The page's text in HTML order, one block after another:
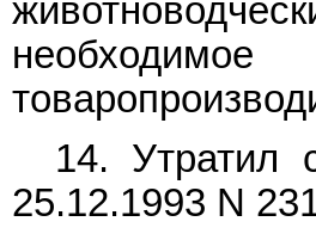
14. Утратил
25.12.1993 N